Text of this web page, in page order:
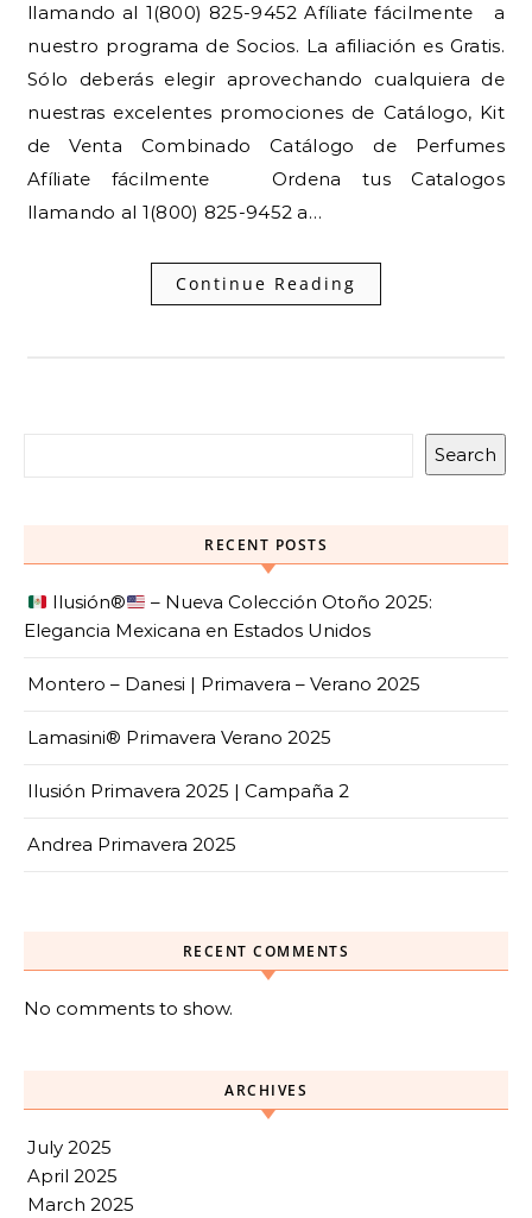
llamando al 1(800) 825-9452 Afíliate fácilmente a
nuestro programa de Socios. La afiliación es Gratis.
Sólo deberás elegir aprovechando cualquiera de
nuestras excelentes promociones de Catálogo, Kit
de Venta Combinado Catálogo de Perfumes
Afíliate fácilmente Ordena tus Catalogos
llamando al 1(800) 825-9452 a…
Continue Reading
Search
RECENT POSTS
Ilusión®️
– Nueva Colección Otoño 2025:
Elegancia Mexicana en Estados Unidos
Montero – Danesi | Primavera – Verano 2025
Lamasini® Primavera Verano 2025
Ilusión Primavera 2025 | Campaña 2
Andrea Primavera 2025
RECENT COMMENTS
No comments to show.
ARCHIVES
July 2025
April 2025
March 2025